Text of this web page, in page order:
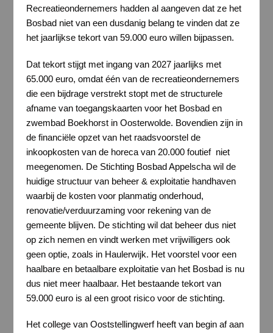
Recreatieondernemers hadden al aangeven dat ze het
Bosbad niet van een dusdanig belang te vinden dat ze
het jaarlijkse tekort van 59.000 euro willen bijpassen.
Dat tekort stijgt met ingang van 2027 jaarlijks met
65.000 euro, omdat één van de recreatieondernemers
die een bijdrage verstrekt stopt met de structurele
afname van toegangskaarten voor het Bosbad en
zwembad Boekhorst in Oosterwolde. Bovendien zijn in
de financiële opzet van het raadsvoorstel de
inkoopkosten van de horeca van 20.000 foutief niet
meegenomen. De Stichting Bosbad Appelscha wil de
huidige structuur van beheer & exploitatie handhaven
waarbij de kosten voor planmatig onderhoud,
renovatie/verduurzaming voor rekening van de
gemeente blijven. De stichting wil dat beheer dus niet
op zich nemen en vindt werken met vrijwilligers ook
geen optie, zoals in Haulerwijk. Het voorstel voor een
haalbare en betaalbare exploitatie van het Bosbad is nu
dus niet meer haalbaar. Het bestaande tekort van
59.000 euro is al een groot risico voor de stichting.
Het college van Ooststellingwerf heeft van begin af aan